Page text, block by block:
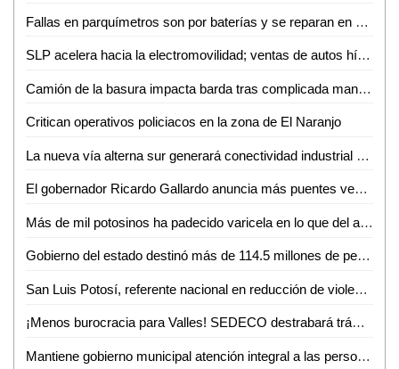
Fallas en parquímetros son por baterías y se reparan en menos de una hora: Gabriel Castañeda
SLP acelera hacia la electromovilidad; ventas de autos híbridos y eléctricos crecen 59%
Camión de la basura impacta barda tras complicada maniobra en Villas del Carmen
Critican operativos policiacos en la zona de El Naranjo
La nueva vía alterna sur generará conectividad industrial en SLP
El gobernador Ricardo Gallardo anuncia más puentes vehiculares para la zona metropolitana
Más de mil potosinos ha padecido varicela en lo que del año
Gobierno del estado destinó más de 114.5 millones de pesos en créditos durante junio
San Luis Potosí, referente nacional en reducción de violencia
¡Menos burocracia para Valles! SEDECO destrabará trámites para empresarios
Mantiene gobierno municipal atención integral a las personas adultas mayores durante junio